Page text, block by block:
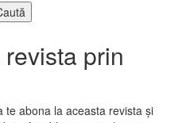
prin
te abona la aceasta revista și